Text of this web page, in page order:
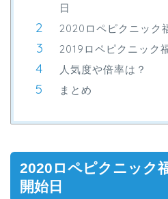
日
2020ロペピクニック
2019ロペピクニック
人気度や倍率は？
まとめ
2020ロペピクニック
開始日